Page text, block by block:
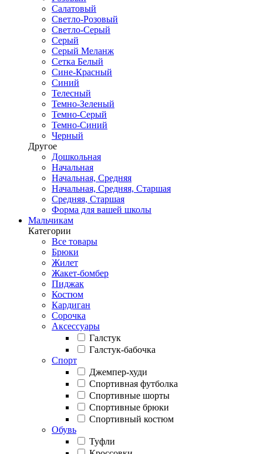
Салатовый
Светло-Розовый
Светло-Серый
Серый
Серый Меланж
Сетка Белый
Сине-Красный
Синий
Телесный
Темно-Зеленый
Темно-Серый
Темно-Синий
Черный
Другое
Дошкольная
Начальная
Начальная, Средняя
Начальная, Средняя, Старшая
Средняя, Старшая
Форма для вашей школы
Мальчикам
Категории
Все товары
Брюки
Жилет
Жакет-бомбер
Пиджак
Костюм
Кардиган
Сорочка
Аксессуары
Галстук
Галстук-бабочка
Спорт
Джемпер-худи
Спортивная футболка
Спортивные шорты
Спортивные брюки
Спортивный костюм
Обувь
Туфли